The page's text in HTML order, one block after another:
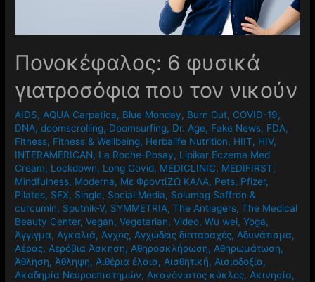
Πονοκέφαλος: 6 φυσικά
γιατροσόφια που τον νικούν
AIDS,AQUA Carpatica, Blue Monday, Burn Out, COVID-19,
DNA,doomscrolling, Doomsurfing, Dr. Age, Fake News, FDA,
Fitness, Fitness & Wellbeing, Herbalife Nutrition, HIIT, HIV,
INTERAMERICAN, La Roche-Posay, Lipikar Eczema Med
Cream, Lockdown, Long Covid, MEDICLINIC, MEDIFIRST,
Mindfulness, Moderna, Mε ΦροντίΖΩ ΚΑΛΑ, Pets, Pfizer,
Pilates, SEX, Single, Social Media, Solumag Saffron &
curcumin, Sputnik-V, SYMMETRIA,The Antiagers,The Medical
Beauty Center,Vegan,Vegetarian,Video,Wu wei,Yoga,
Άγγιγμα,Αγκαλιά,Άγχος,Αγχώδεις διαταραχές,Αδυνάτισμα,
Αέρας,Αερόβια Άσκηση,Αθηροσκλήρωση,Αθηρωμάτωση,
Άθληση,Άθληψη,Αιθέρια έλαια,Αισθητική,Αισιοδοξία,
Ακαδημία Νευροεπιστημών,Ακανόνιστος κύκλος,Ακινησία,